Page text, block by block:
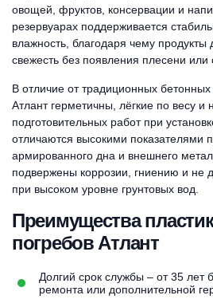
овощей, фруктов, консервации и
резервуарах поддерживается
влажность, благодаря чему продукты
свежесть без появления плесени или
В отличие от традиционных
Атлант герметичны, лёгкие по весу и
подготовительных работ при
отличаются высокими показателями
армированного дна и внешнего
подвержены коррозии, гниению и не
при высоком уровне грунтовых вод.
Преимущества
погребов Атлант
Долгий срок службы – от 35 лет
ремонта или дополнительной